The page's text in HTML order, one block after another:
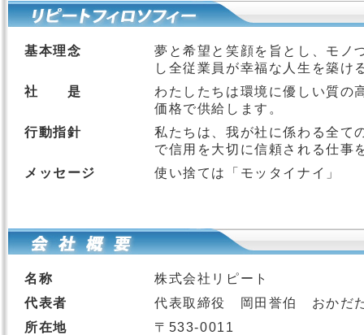
基本理念
夢と希望と笑顔を旨とし、モノ
し全従業員が幸福な人生を築け
社 是
わたしたちは環境に優しい質の
価格で供給します。
行動指針
私たちは、我が社に係わる全て
で信用を大切に信頼される仕事
メッセージ
使い捨ては「モッタイナイ」
名称
株式会社リピート
代表者
代表取締役 岡田誉伯 おかだ
所在地
〒533-0011